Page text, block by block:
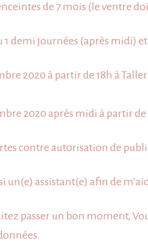
de 7 mois (le ventre
1 demi journées (après midi) et
2020 à partir de 18h à
2020 après midi à partir
contre autorisation de
un(e) assistant(e) afin de
passer un bon moment,